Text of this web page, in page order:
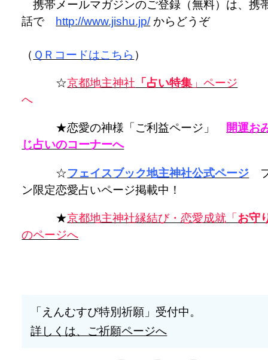
携帯メールマガジンのご登録（無料）は、携
話で http://www.jishu.jp/からどうぞ
（ ＱＲコードはこちら ）
☆京都地主神社 「占い特集 」ページ
★恋愛の神様「ご利益ページ」
開運お
じ占いのコーナーへ
☆フェイスブック地主神社公式ページ
ン限定恋愛占いページ掲載中！
★京都地主神社縁結び・恋愛成就「お守
のページへ
「えんむすび特別祈願」受付中。
詳しくは、ご祈願ページへ